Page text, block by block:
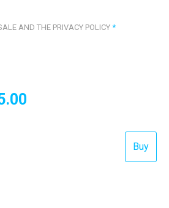
AND THE PRIVACY POLICY *